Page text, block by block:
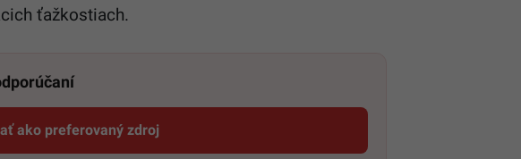
ťažkostiach.
ako preferovaný zdroj
Startitup, odkaz sa otvorí v novom okne